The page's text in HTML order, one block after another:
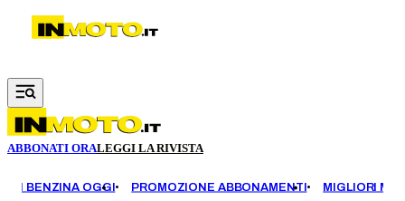
Vai al contenuto principale
ABBONATI ORALEGGI LA RIVISTA
BENZINA OGGI PROMOZIONE ABBONAMENTI MIGLIORI